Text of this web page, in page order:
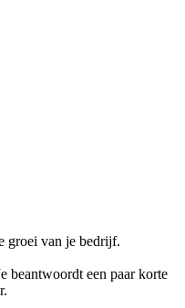
groei van je bedrijf.
beantwoordt een paar korte